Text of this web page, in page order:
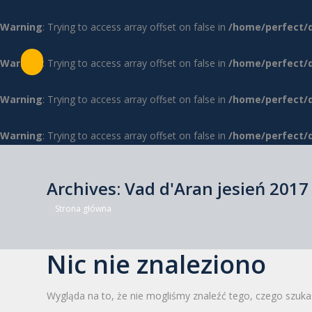
Warning: Trying to access array offset on false in /home/perfect/
Warning : Trying to access array offset on false in /home/perfect/
Warning: Trying to access array offset on false in /home/perfect/
Warning: Trying to access array offset on false in /home/perfect/
Archives:Vad d'Aran jesień 2017
Jesteś tutaj:
Strona główna
Nic nie znaleziono
Wygląda na to, że nie mogliśmy znaleźć tego, czego